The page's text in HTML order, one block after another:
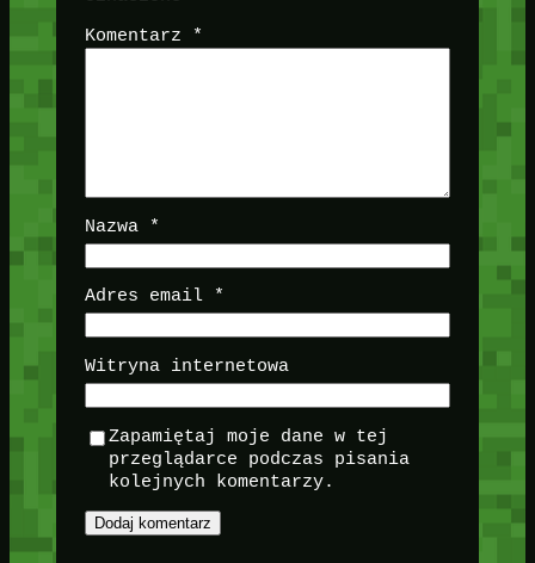
Komentarz *
Nazwa *
Adres email *
Witryna internetowa
Zapamiętaj moje dane w tej
przeglądarce podczas pisania
kolejnych komentarzy.